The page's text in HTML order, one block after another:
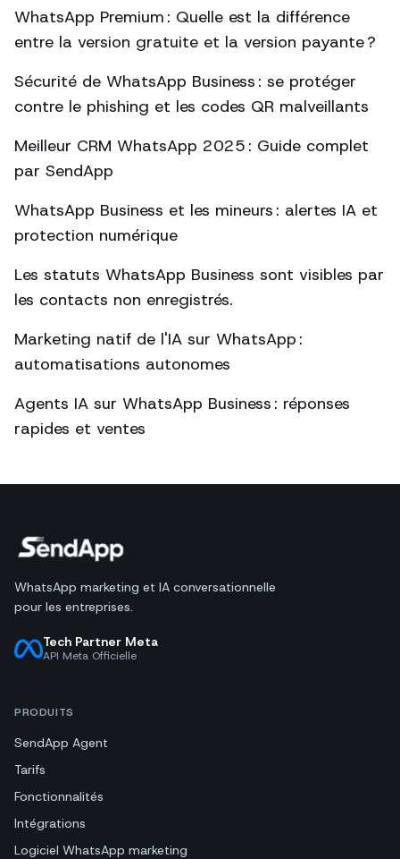
WhatsApp Premium : Quelle est la différence
entre la version gratuite et la version payante ?
Sécurité de WhatsApp Business : se protéger
contre le phishing et les codes QR malveillants
Meilleur CRM WhatsApp 2025 : Guide complet
par SendApp
WhatsApp Business et les mineurs : alertes IA et
protection numérique
Les statuts WhatsApp Business sont visibles par
les contacts non enregistrés.
Marketing natif de l'IA sur WhatsApp :
automatisations autonomes
Agents IA sur WhatsApp Business : réponses
rapides et ventes
WhatsApp marketing et IA conversationnelle
pour les entreprises.
Tech Partner Meta
API Meta Officielle
PRODUITS
SendApp Agent
Tarifs
Fonctionnalités
Intégrations
Logiciel WhatsApp marketing